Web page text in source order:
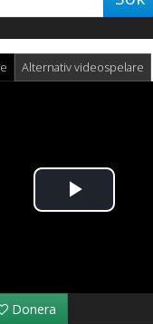
Alternativ videospelare
Spela
video
Donera